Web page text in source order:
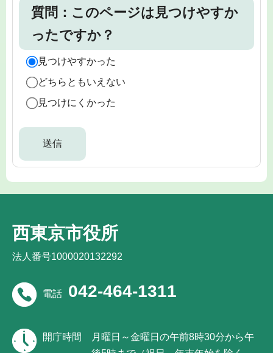
質問：このページは見つけやすか
ったですか？
見つけやすかった
どちらともいえない
見つけにくかった
西東京市役所
法人番号1000020132292
電話 042-464-1311
開庁時間
月曜日～金曜日の午前8時30分から午